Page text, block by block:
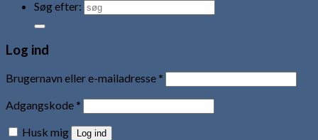
Søg efter:
Log ind
Brugernavn eller e-mailadresse *
Adgangskode *
Husk mig
Log ind